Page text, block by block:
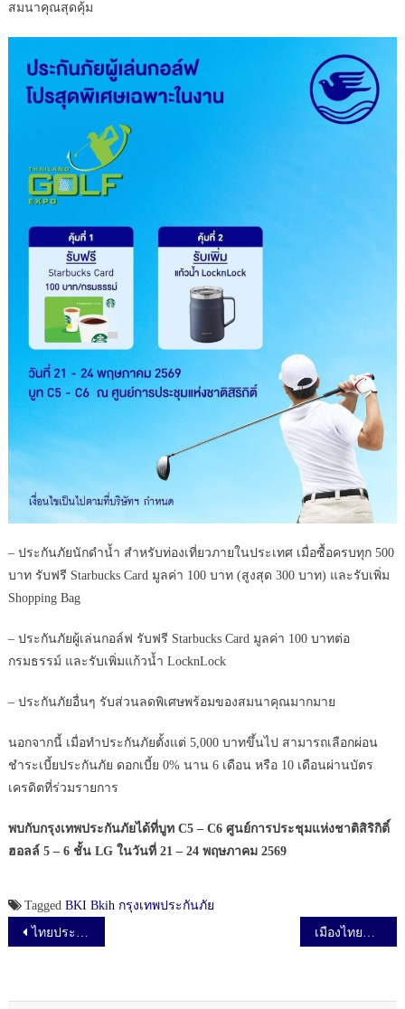
สมนาคุณสุดคุ้ม
– ประกันภัยนักดำน้ำ สำหรับท่องเที่ยวภายในประเทศ เมื่อซื้อครบทุก 500
บาท รับฟรี Starbucks Card มูลค่า 100 บาท (สูงสุด 300 บาท) และรับเพิ่ม
Shopping Bag
– ประกันภัยผู้เล่นกอล์ฟ รับฟรี Starbucks Card มูลค่า 100 บาทต่อ
กรมธรรม์ และรับเพิ่มแก้วน้ำ LocknLock
– ประกันภัยอื่นๆ รับส่วนลดพิเศษพร้อมของสมนาคุณมากมาย
นอกจากนี้ เมื่อทำประกันภัยตั้งแต่ 5,000 บาทขึ้นไป สามารถเลือกผ่อน
ชำระเบี้ยประกันภัย ดอกเบี้ย 0% นาน 6 เดือน หรือ 10 เดือนผ่านบัตร
เครดิตที่ร่วมรายการ
พบกับกรุงเทพประกันภัยได้ที่บูท C5 – C6 ศูนย์การประชุมแห่งชาติสิริกิติ์
ฮอลล์ 5 – 6 ชั้น LG ในวันที่ 21 – 24 พฤษภาคม 2569
Tagged BKI Bkih กรุงเทพประกันภัย
เมนูนำทาง เรื่อง
ไทยประกันชีวิต ผนึก ศิริราช จัดงาน “ชวนกันสุขภาพดี Healthy Together” ฉลองครบรอบ 40 ปี “พบหมอศิริราช” เดินหน้าสร้างสังคมสุขภาพดีอย่างยั่งยืน